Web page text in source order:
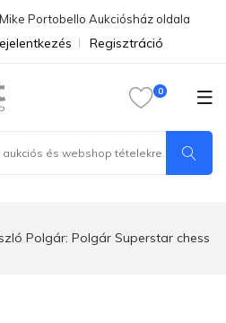
Portobello Aukciósház oldala
Regisztráció
Polgár: Polgár Superstar chess